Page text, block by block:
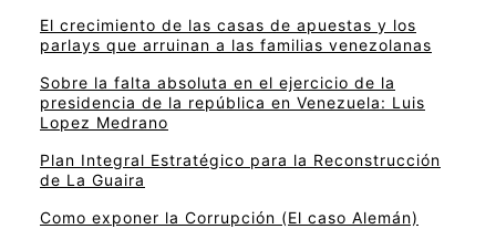
El crecimiento de las casas de apuestas y los
parlays que arruinan a las familias venezolanas
Sobre la falta absoluta en el ejercicio de la
presidencia de la república en Venezuela: Luis
Lopez Medrano
Plan Integral Estratégico para la Reconstrucción
de La Guaira
Como exponer la Corrupción (El caso Alemán)